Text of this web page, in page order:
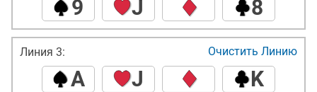
9 J 8
Линия 3:
A J K
Очистить Линию